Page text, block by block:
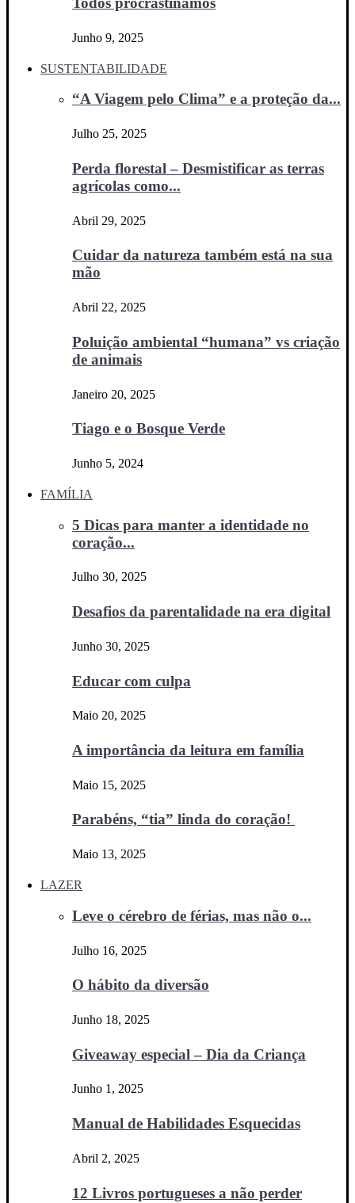
Junho 9, 2025
SUSTENTABILIDADE
“A Viagem pelo Clima” e a proteção da...
Julho 25, 2025
Perda florestal – Desmistificar as terras
agrícolas como...
Abril 29, 2025
Cuidar da natureza também está na sua
mão
Abril 22, 2025
Poluição ambiental “humana” vs criação
de animais
Janeiro 20, 2025
Tiago e o Bosque Verde
Junho 5, 2024
FAMÍLIA
5 Dicas para manter a identidade no
coração...
Julho 30, 2025
Desafios da parentalidade na era digital
Junho 30, 2025
Educar com culpa
Maio 20, 2025
A importância da leitura em família
Maio 15, 2025
Parabéns, “tia” linda do coração!
Maio 13, 2025
LAZER
Leve o cérebro de férias, mas não o...
Julho 16, 2025
O hábito da diversão
Junho 18, 2025
Giveaway especial – Dia da Criança
Junho 1, 2025
Manual de Habilidades Esquecidas
Abril 2, 2025
12 Livros portugueses a não perder